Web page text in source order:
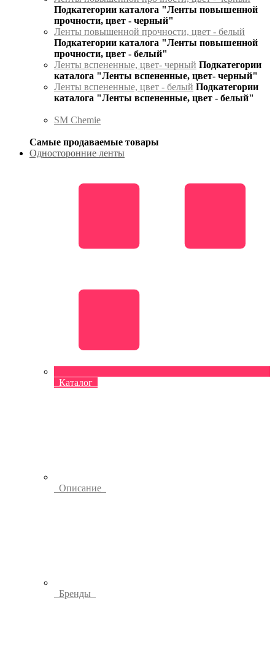
Подкатегории каталога "Ленты повышенной
прочности, цвет - черный"
Ленты повышенной прочности, цвет - белый
Подкатегории каталога "Ленты повышенной
прочности, цвет - белый"
Ленты вспененные, цвет- черный Подкатегории
каталога "Ленты вспененные, цвет- черный"
Ленты вспененные, цвет - белый Подкатегории
каталога "Ленты вспененные, цвет - белый"
SM Chemie
Самые продаваемые товары
Односторонние ленты
Каталог
Описание
Бренды